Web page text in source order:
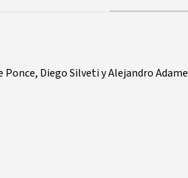
Ponce, Diego Silveti y Alejandro Adame